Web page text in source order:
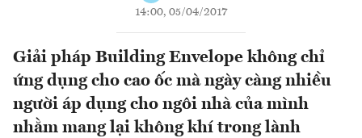
14:00, 05/04/2017
Giải pháp Building Envelope không chỉ
ứng dụng cho cao ốc mà ngày càng nhiều
người áp dụng cho ngôi nhà của mình
nhằm mang lại không khí trong lành